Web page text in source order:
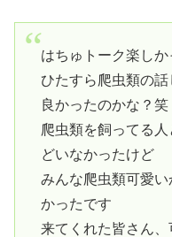
はちゅトーク楽しか
ひたすら爬虫類の
良かったのかな？笑
爬虫類を飼ってる
どいなかったけど
みんな爬虫類可愛
かったです
来てくれた皆さん